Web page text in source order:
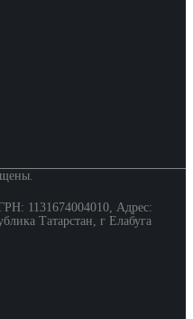
1131674004010, Адрес:
Татарстан, г Елабуга